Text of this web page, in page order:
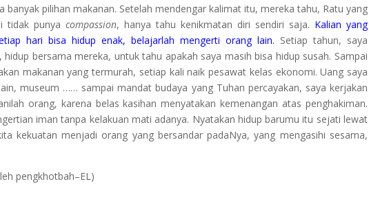
banyak pilihan makanan. Setelah mendengar kalimat itu, mereka tahu, Ratu yang
tidak punya compassion, hanya tahu kenikmatan diri sendiri saja. Kalian yang
hari bisa hidup enak, belajarlah mengerti orang lain. Setiap tahun, saya
bersama mereka, untuk tahu apakah saya masih bisa hidup susah. Sampai
makanan yang termurah, setiap kali naik pesawat kelas ekonomi. Uang saya
museum …… sampai mandat budaya yang Tuhan percayakan, saya kerjakan
orang, karena belas kasihan menyatakan kemenangan atas penghakiman.
iman tanpa kelakuan mati adanya. Nyatakan hidup barumu itu sejati lewat
kekuatan menjadi orang yang bersandar padaNya, yang mengasihi sesama,
pengkhotbah–EL)